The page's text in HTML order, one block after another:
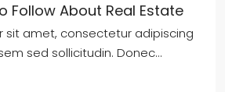
Follow About Real Estate
sit amet, consectetur adipiscing
sed sollicitudin. Donec...